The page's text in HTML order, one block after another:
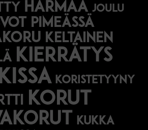
harmaa joulu
pimeässä
keltainen
kierrätys
koristetyyny
korut
kukka